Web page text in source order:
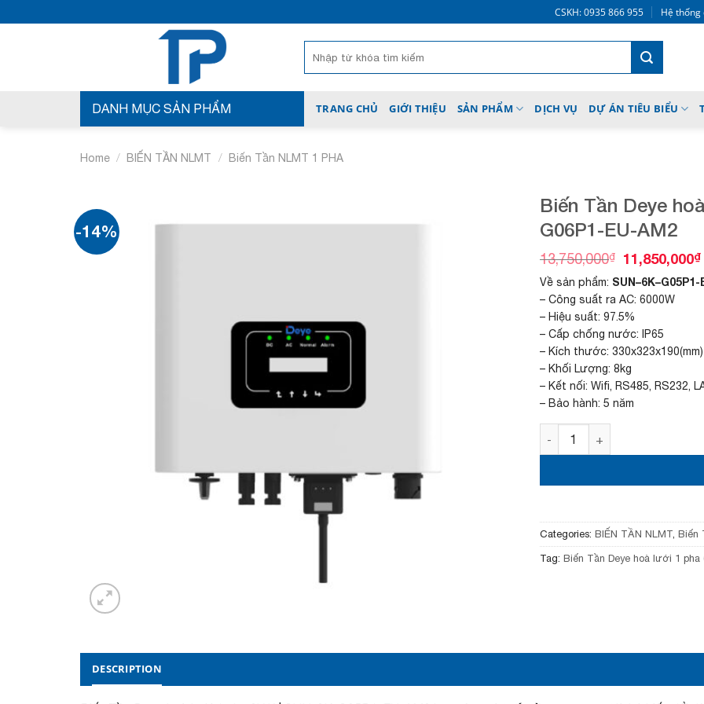
qua
CSKH: 0935 866 955 Hệ thống
for:
DANH MỤC SẢN PHẨM TRANG CHỦ GIỚI THIỆU SẢN PHẨM DỊCH VỤ DỰ ÁN TIÊU BIỂU
Home / BIẾN TẦN NLMT / Biến Tần NLMT 1 PHA
-14%
Biến Tần Deye
G06P1-EU-AM2
13,750,000₫
O
i
g
i
n
a
l
p
r
i
a
:
,
7
5
0
.
11,850,000₫C
t
p
i
:
,
Về sản phẩm:
– Công suất ra AC: 6000W
– Hiệu suất: 97.5%
– Cấp chống nước: IP65
– Kích thước: 330x323x190(mm)
– Khối Lượng: 8kg
– Kết nối: Wifi, RS485, RS232,
– Bảo hành: 5 năm
Biến Tần Deye hoà lưới 1
Categories: BIẾN TẦN NLMT Biến
Tag: Biến Tần Deye hoà lưới 1 pha
DESCRIPTION